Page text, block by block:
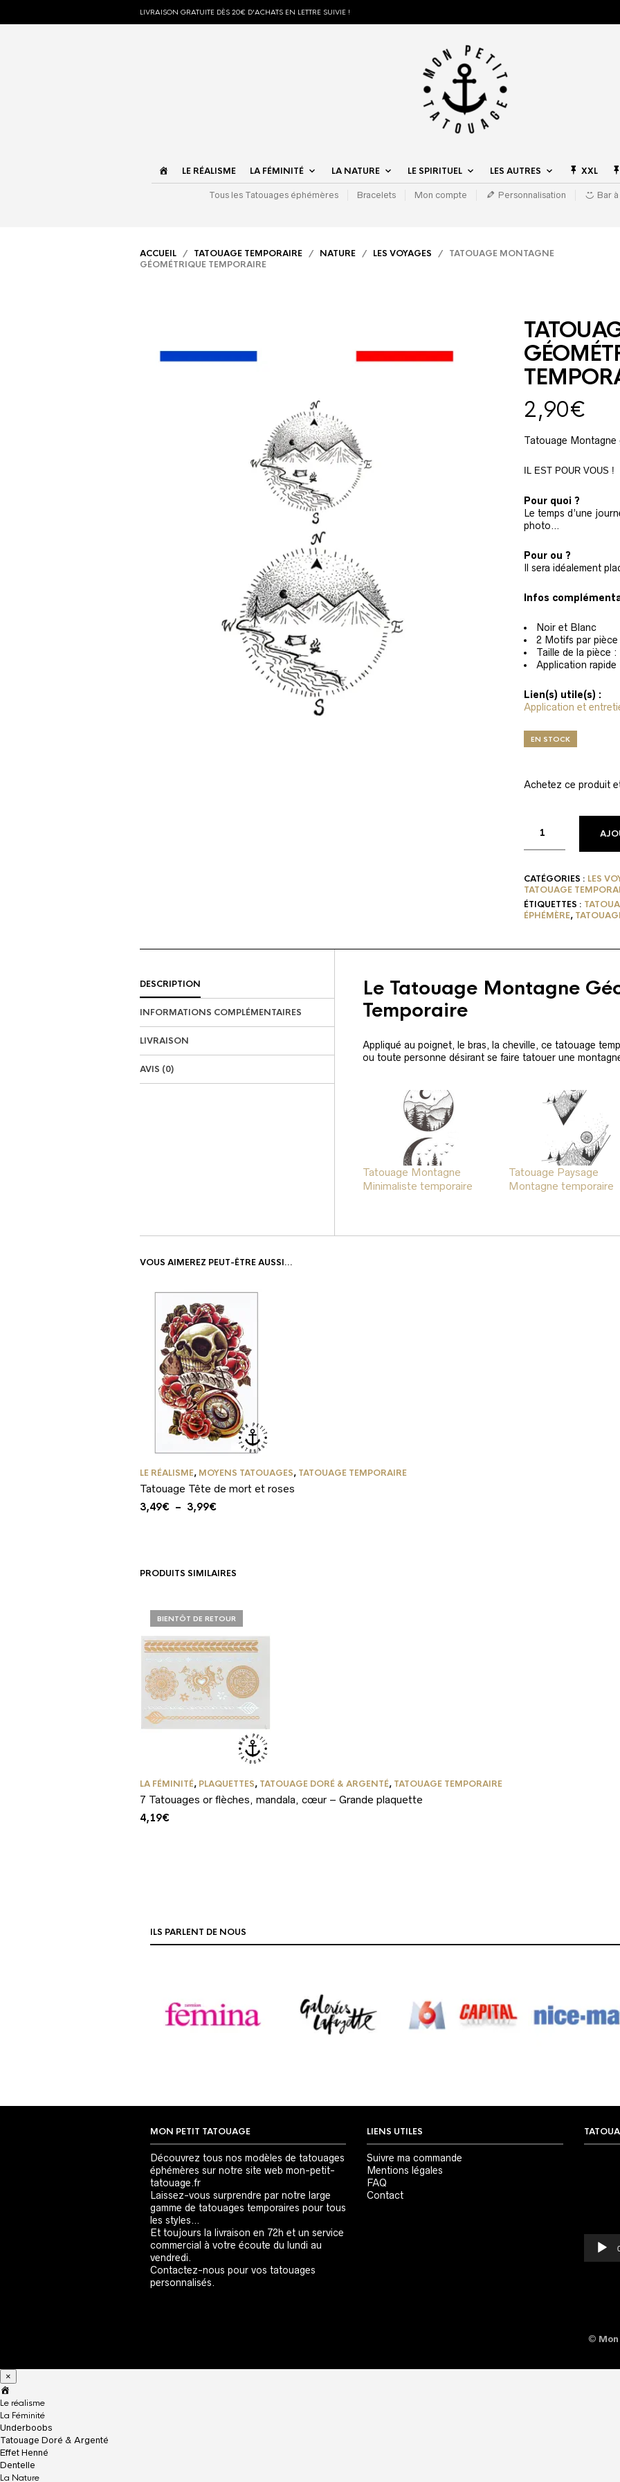
LIVRAISON GRATUITE DÈS 20€ D'ACHATS EN LETTRE SUIVIE !
ACCUEIL
LE RÉALISME LA FÉMINITÉ LA NATURE LE SPIRITUEL LES AUTRES XXL
Tous les Tatouages éphémères Bracelets Mon compte Personnalisation Bar
ACCUEIL / TATOUAGE TEMPORAIRE / NATURE / LES VOYAGES / TATOUAGE MONTAGNE
GÉOMÉTRIQUE TEMPORAIRE
2,90€
Tatouage Montagne
IL EST POUR VOUS !
Pour quoi ?
Le temps d’une
photo…
Pour ou ?
Il sera idéalement
Infos
Noir et Blanc
2 Motifs par pièce
Taille de la pièce :
Application rapide
Lien(s) utile(s) :
Application et
EN STOCK
Achetez ce produit
CATÉGORIES : LES
TATOUAGE
ÉTIQUETTES :
ÉPHÉMÈRE,
DESCRIPTION
INFORMATIONS COMPLÉMENTAIRES
LIVRAISON
AVIS (0)
Le Tatouage Montagne
Temporaire
Appliqué au poignet, le bras, la cheville, ce tatouage
ou toute personne désirant se faire tatouer une
Tatouage Montagne
Minimaliste temporaire
Tatouage Paysage
Montagne temporaire
VOUS AIMEREZ PEUT-ÊTRE AUSSI…
LE RÉALISME, MOYENS TATOUAGES, TATOUAGE TEMPORAIRE
Tatouage Tête de mort et roses
3,49€ – 3,99€Plage
3,99€
PRODUITS SIMILAIRES
BIENTÔT DE RETOUR
LA FÉMINITÉ, PLAQUETTES, TATOUAGE DORÉ & ARGENTÉ, TATOUAGE TEMPORAIRE
7 Tatouages or flèches, mandala, cœur – Grande plaquette
4,19€
ILS PARLENT DE NOUS
MON PETIT TATOUAGE
Découvrez tous nos modèles de tatouages
éphémères sur notre site web mon-petit-
tatouage.fr
Laissez-vous surprendre par notre large
gamme de tatouages temporaires pour tous
les styles…
Et toujours la livraison en 72h et un service
commercial à votre écoute du lundi au
vendredi.
Contactez-nous pour vos tatouages
personnalisés.
LIENS UTILES
Suivre ma commande
Mentions légales
FAQ
Contact
©
×
c
c
u
e
i
l
Le réalisme
La Féminité
Underboobs
Tatouage Doré & Argenté
Effet Henné
Dentelle
La Nature